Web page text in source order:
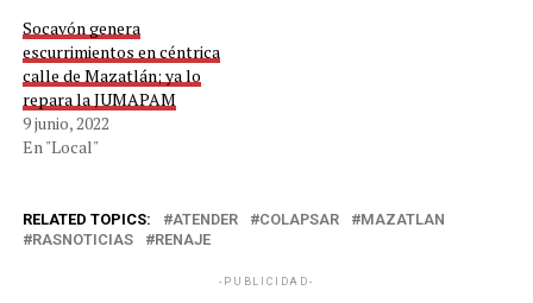
Socavón genera
escurrimientos en céntrica
calle de Mazatlán; ya lo
repara la JUMAPAM
9 junio, 2022
En "Local"
RELATED TOPICS: ATENDER COLAPSAR
MAZATLAN
RASNOTICIAS
RENAJE
-PUBLICIDAD-